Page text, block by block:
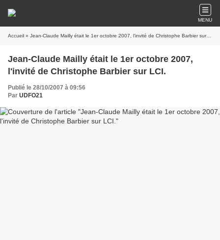
MENU
Accueil » Jean-Claude Mailly était le 1er octobre 2007, l'invité de Christophe Barbier sur LCI.
Jean-Claude Mailly était le 1er octobre 2007,
l'invité de Christophe Barbier sur LCI.
Publié le 28/10/2007 à 09:56
Par UDFO21